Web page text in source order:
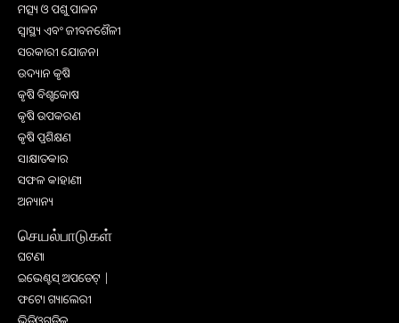
ମତ୍ସ୍ୟ ଓ ପଶୁ ପାଳନ
ସ୍ୱାସ୍ଥ୍ୟ ଏବଂ ଜୀବନଶୈଳୀ
ସରକାରୀ ଯୋଜନା
ଉଦ୍ୟାନ କୃଷି
କୃଷି ବିଶ୍ବକୋଷ
କୃଷି ଉପକରଣ
କୃଷି ପ୍ରଶିକ୍ଷଣ
ସାକ୍ଷାତକାର
ସଫଳ କାହାଣୀ
ଅନ୍ୟାନ୍ୟ
செயல்பாடுகள்
ଘଟଣା
ଇଭେଣ୍ଟସ୍ ଅପଡେଟ୍ |
ଫଟୋ ଗ୍ୟାଲେରୀ